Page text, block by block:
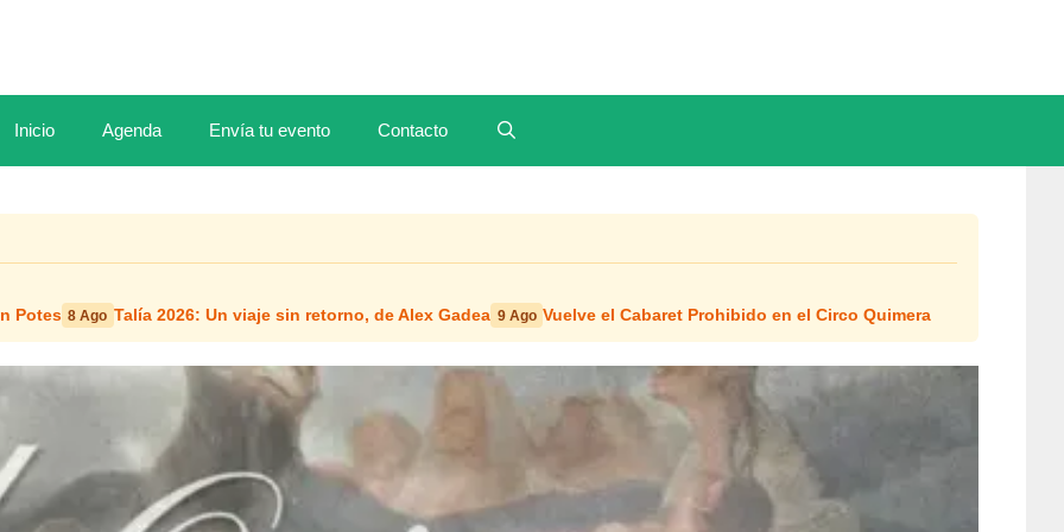
Inicio Agenda Envía tu evento Contacto
Potes 8 Ago Talía 2026: Un viaje sin retorno, de Alex Gadea 9 Ago Vuelve el Cabaret Prohibido en el Circo Quimera